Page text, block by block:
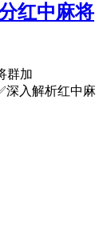
红中麻将
群加
深入解析红中麻